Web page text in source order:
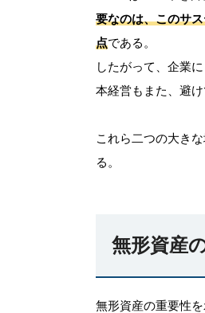
要なのは、このサ
点である。
したがって、企業
本経営もまた、避
これら二つの大き
る。
無形資産
無形資産の重要性